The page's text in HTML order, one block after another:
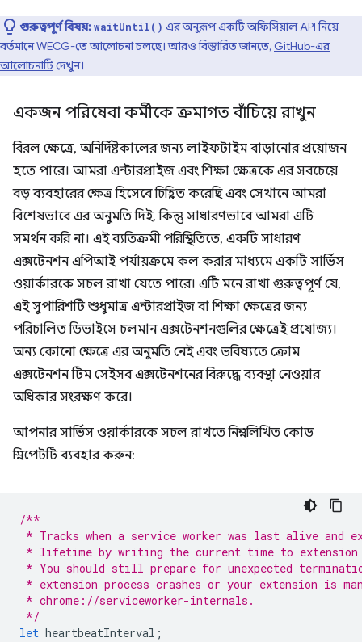
গুরুত্বপূর্ণ বিষয়:waitUntil() এর অনুরূপ একটি অফিসিয়াল API নিয়ে
বর্তমানে WECG-তে আলোচনা চলছে। আরও বিস্তারিত জানতে, GitHub-এর
আলোচনাটিদেখুন।
একজন পরিষেবা কর্মীকে ক্রমাগত বাঁচিয়ে রাখুন
বিরল ক্ষেত্রে, অনির্দিষ্টকালের জন্য লাইফটাইম বাড়ানোর প্রয়োজন
হতে পারে। আমরা এন্টারপ্রাইজ এবং শিক্ষা ক্ষেত্রকে এর সবচেয়ে
বড় ব্যবহারের ক্ষেত্র হিসেবে চিহ্নিত করেছি এবং সেখানে আমরা
বিশেষভাবে এর অনুমতি দিই, কিন্তু সাধারণভাবে আমরা এটি
সমর্থন করি না। এই ব্যতিক্রমী পরিস্থিতিতে, একটি সাধারণ
এক্সটেনশন এপিআই পর্যায়ক্রমে কল করার মাধ্যমে একটি সার্ভিস
ওয়ার্কারকে সচল রাখা যেতে পারে। এটি মনে রাখা গুরুত্বপূর্ণ যে,
এই সুপারিশটি শুধুমাত্র এন্টারপ্রাইজ বা শিক্ষা ক্ষেত্রের জন্য
পরিচালিত ডিভাইসে চলমান এক্সটেনশনগুলির ক্ষেত্রেই প্রযোজ্য।
অন্য কোনো ক্ষেত্রে এর অনুমতি নেই এবং ভবিষ্যতে ক্রোম
এক্সটেনশন টিম সেইসব এক্সটেনশনের বিরুদ্ধে ব্যবস্থা নেওয়ার
অধিকার সংরক্ষণ করে।
আপনার সার্ভিস ওয়ার্কারকে সচল রাখতে নিম্নলিখিত কোড
স্নিপেটটি ব্যবহার করুন:
/**
* Tracks when a service worker was last alive and
* lifetime by writing the current time to extension
* You should still prepare for unexpected
* extension process crashes or your extension is
* chrome://serviceworker-internals.
*/
let heartbeatInterval ;